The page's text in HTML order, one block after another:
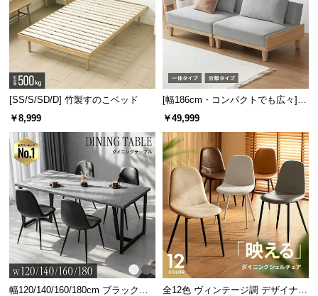
報
o.,
湿気をさらりと逃がす通気性
すのこの隙間から空気を通すことで、夏の汗による
湿気や冬のジメジメとした結露から布団を守りま
す。
[SS/S/SD/D] 竹製すのこベッド
￥8,999
[幅186cm・コンパクトでも広々] 3
人掛けソファベッド リクライニン
￥49,999
幅120/140/160/180cm ブラックフ
全12色 ヴィンテージ調 デザイナー